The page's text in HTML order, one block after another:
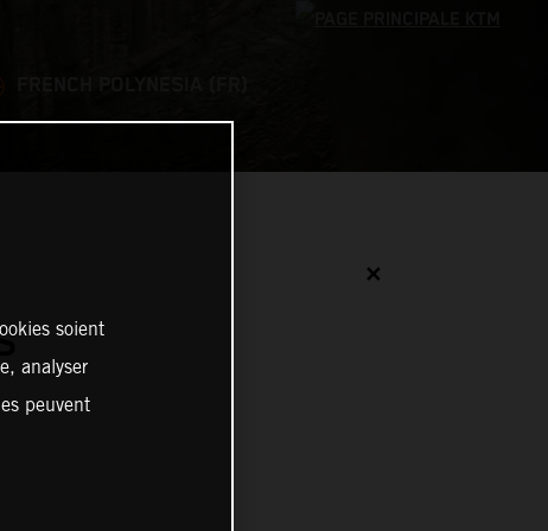
✕
soient
analyser
peuvent